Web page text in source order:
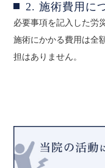
2. 施術費用に
必要事項を記入した労
施術にかかる費用は全
担はありません。